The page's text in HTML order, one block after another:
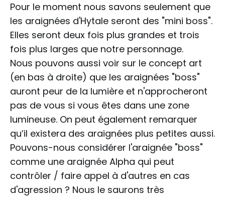
Pour le moment nous savons seulement que
les araignées d'Hytale seront des "mini boss".
Elles seront deux fois plus grandes et trois
fois plus larges que notre personnage.
Nous pouvons aussi voir sur le concept art
(en bas à droite) que les araignées "boss"
auront peur de la lumière et n'approcheront
pas de vous si vous êtes dans une zone
lumineuse. On peut également remarquer
qu’il existera des araignées plus petites aussi.
Pouvons-nous considérer l'araignée "boss"
comme une araignée Alpha qui peut
contrôler / faire appel à d'autres en cas
d'agression ? Nous le saurons très